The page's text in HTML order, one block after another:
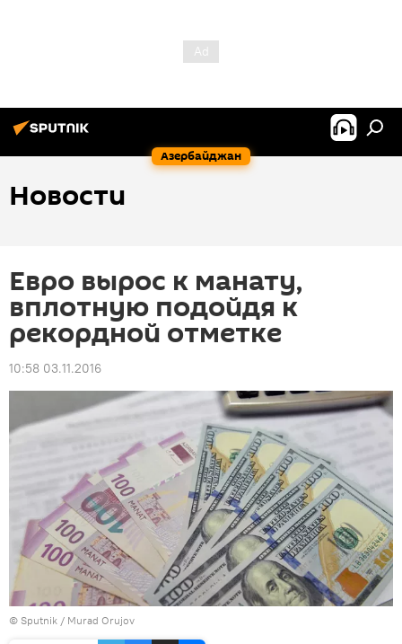
Азербайджан
Новости
Евро вырос к манату,
вплотную подойдя к
рекордной отметке
10:58 03.11.2016
© Sputnik / Murad Orujov